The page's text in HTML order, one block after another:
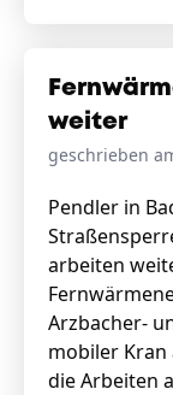
weiter
geschrieben
Pendler in
arbeiten
Arzbacher-
mobiler
die Arbeiten